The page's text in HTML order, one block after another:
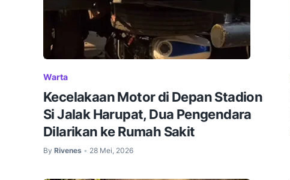
Warta
Kecelakaan Motor di Depan Stadion
Si Jalak Harupat, Dua Pengendara
Dilarikan ke Rumah Sakit
By Rivenes • 28 Mei, 2026